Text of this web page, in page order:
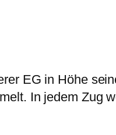
EG in Höhe
In jedem Zug